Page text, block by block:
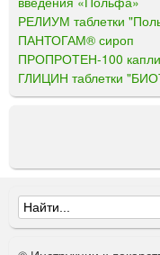
РЕЛИУМ таблетки
ПАНТОГАМ® сироп
ПРОПРОТЕН-100 капли
ГЛИЦИН таблетки
Ф
о